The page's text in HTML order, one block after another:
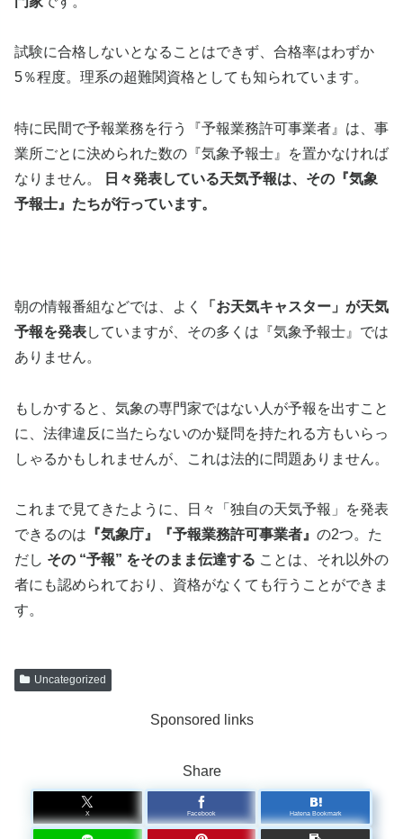
試験に合格しないとなることはできず、合格率はわずか
5％程度。理系の超難関資格としても知られています。
特に民間で予報業務を行う『予報業務許可事業者』は、事
業所ごとに決められた数の『気象予報士』を置かなければ
なりません。
日々発表している天気予報は、その『気象
予報士』たちが行っています。
朝の情報番組などでは、よく
「お天気キャスター」が天気
予報を発表していますが、その多くは『気象予報士』では
ありません。
もしかすると、気象の専門家ではない人が予報を出すこと
に、法律違反に当たらないのか疑問を持たれる方もいらっ
しゃるかもしれませんが、これは法的に問題ありません。
これまで見てきたように、日々「独自の天気予報」を発表
できるのは 『気象庁』『予報業務許可事業者』 の2つ。た
だし その “予報” をそのまま伝達する ことは、それ以外の
者にも認められており、資格がなくても行うことができま
す。
Uncategorized
Sponsored links
Share
X Facebook Hatena Bookmark